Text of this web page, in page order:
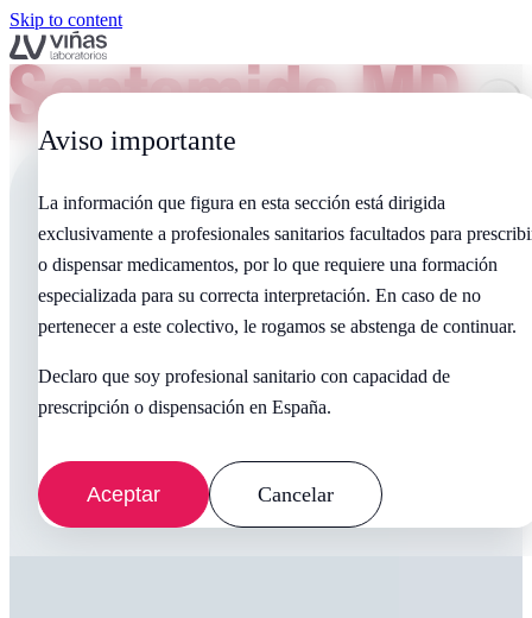
Skip to content
Aviso importante
La información que figura en esta sección está dirigida
exclusivamente a profesionales sanitarios facultados para
o dispensar medicamentos, por lo que requiere una formación
especializada para su correcta interpretación. En caso de no
pertenecer a este colectivo, le rogamos se abstenga de continuar.
Declaro que soy profesional sanitario con capacidad de
prescripción o dispensación en España.
Aceptar Cancelar